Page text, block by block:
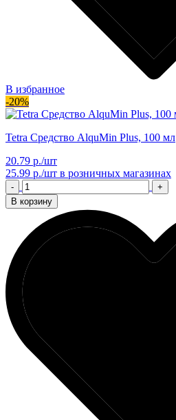
В избранное
-20%
Tetra Средство AlquMin Plus, 100 мл
20.79 р./шт
25.99 р./шт в розничных магазинах
-
+
В корзину